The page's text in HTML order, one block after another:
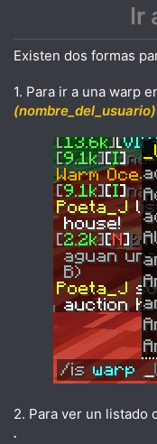
Ir
Existen dos formas
1. Para ir a una warp
(nombre_del_usuario)
2. Para ver un listado
.